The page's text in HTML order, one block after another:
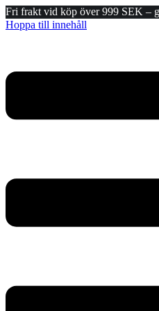
Fri frakt vid köp över 999 SEK –
Hoppa till innehåll